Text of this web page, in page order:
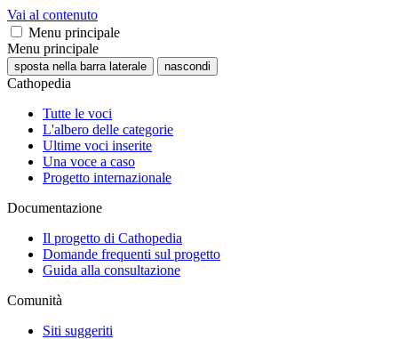
Vai al contenuto
Menu principale
Menu principale
sposta nella barra laterale nascondi
Cathopedia
Tutte le voci
L'albero delle categorie
Ultime voci inserite
Una voce a caso
Progetto internazionale
Documentazione
Il progetto di Cathopedia
Domande frequenti sul progetto
Guida alla consultazione
Comunità
Siti suggeriti